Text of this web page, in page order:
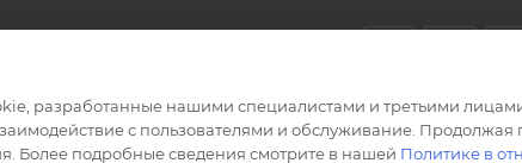
разработанные нашими специалистами и третьими
с пользователями и обслуживание.
Более подробные сведения смотрите в нашей Политике в